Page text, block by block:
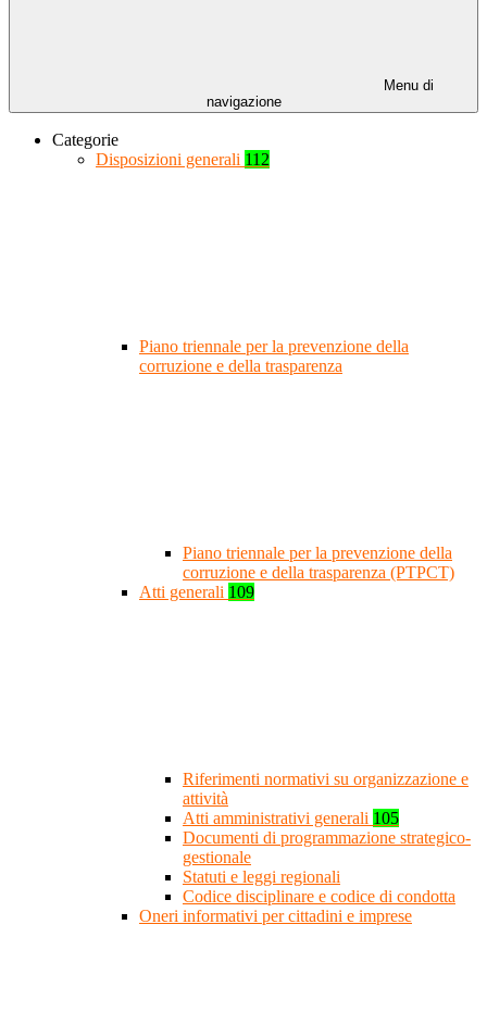
Menu di
navigazione
Categorie
Disposizioni generali 112
Piano triennale per la prevenzione della
corruzione e della trasparenza
Piano triennale per la prevenzione della
corruzione e della trasparenza (PTPCT)
Atti generali 109
Riferimenti normativi su organizzazione e
attività
Atti amministrativi generali 105
Documenti di programmazione strategico-
gestionale
Statuti e leggi regionali
Codice disciplinare e codice di condotta
Oneri informativi per cittadini e imprese